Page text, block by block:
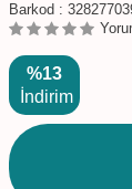
Barkod :
%13
İndirim